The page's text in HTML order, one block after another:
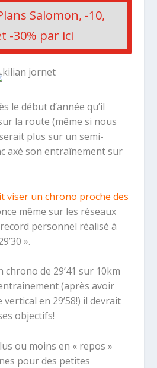
Salomon, -10,
-30% par ici
le début d’année qu’il
la route (même si nous
plus sur un semi-
axé son entraînement sur
viser un chrono proche des
même sur les réseaux
personnel réalisé à
».
chrono de 29’41 sur 10km
(après avoir
en 29’58!) il devrait
objectifs!
ou moins en « repos »
pour des petites